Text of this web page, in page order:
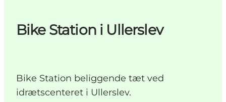
Bike Station i Ullerslev
Bike Station beliggende tæt ved
idrætscenteret i Ullerslev.